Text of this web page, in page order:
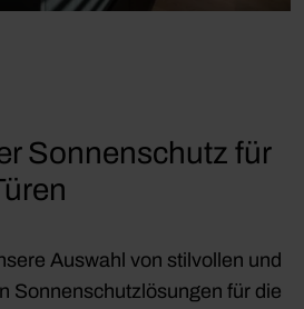
Sonnenschutz für
Auswahl von stilvollen und
Sonnenschutzlösungen für die